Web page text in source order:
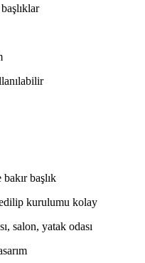
başlık
kurulumu kolay
salon, yatak odası